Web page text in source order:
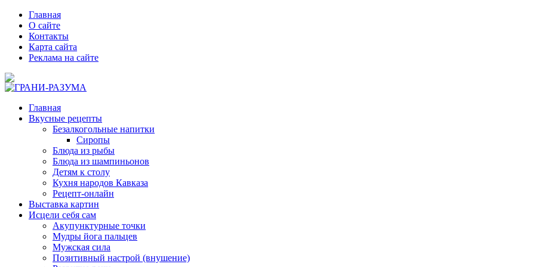
Главная
О сайте
Контакты
Карта сайта
Реклама на сайте
Главная
Вкусные рецепты
Безалкогольные напитки
Сиропы
Блюда из рыбы
Блюда из шампиньонов
Детям к столу
Кухня народов Кавказа
Рецепт-онлайн
Выставка картин
Исцели себя сам
Акупунктурные точки
Мудры йога пальцев
Мужская сила
Позитивный настрой (внушение)